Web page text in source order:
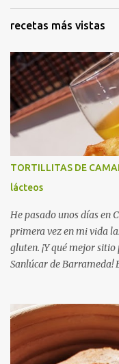
recetas más vistas
TORTILLITAS DE
lácteos
He pasado unos días en
primera vez en mi vida
gluten. ¡Y qué mejor
Sanlúcar de Barrameda!